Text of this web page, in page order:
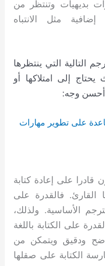
بديهيات وتنتظر من
مثل الانتباه
التالية التي ينتظرها
إلى امتلاكها أو
أحسن وجه:
على تطوير مهارات
على إعادة كتابة
القارئ. فالقدرة على
الأساسية. ولذلك،
على الكتابة باللغة
ودقيق ويتمكن من
الكتابة على صقلها